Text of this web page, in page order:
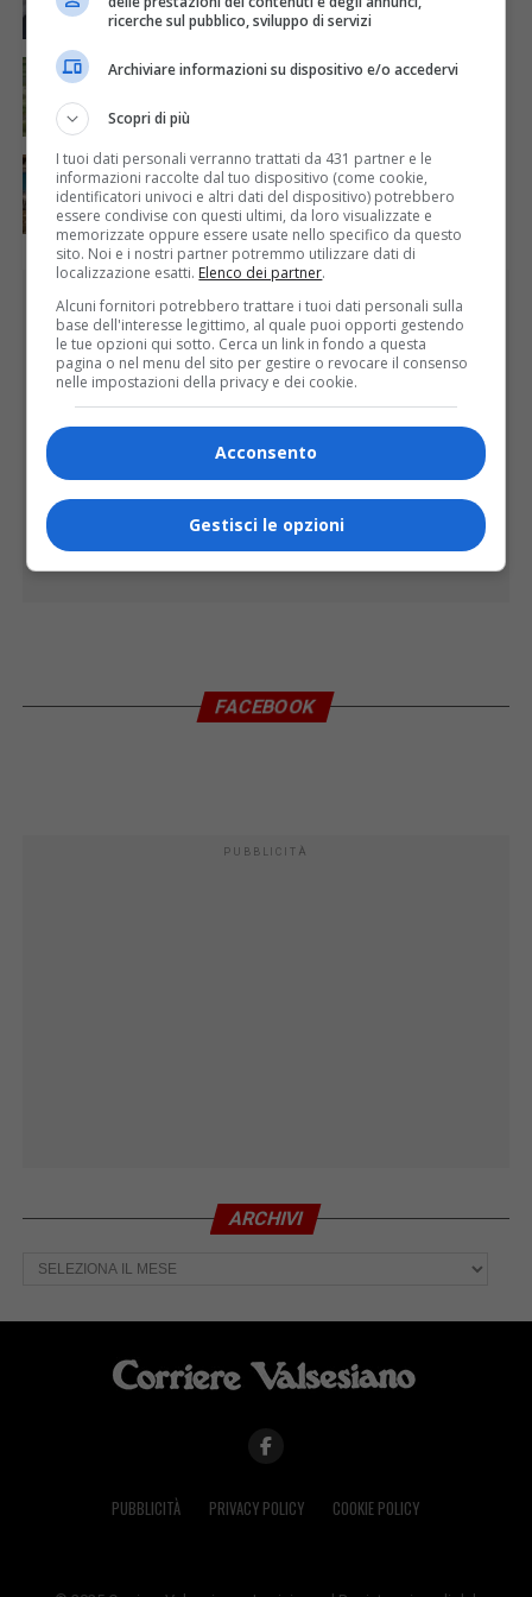
ATTUALITÀ 6 giorni fa
Siccità, Gattinara chiede il riconoscimento dello
stato di calamità naturale
ATTUALITÀ 5 giorni fa
Concluso il Master Gessi Summer Excellence 2026
FACEBOOK
PUBBLICITÀ
ARCHIVI
Archivi
PUBBLICITÀ PRIVACY POLICY COOKIE POLICY
ricerche sul pubblico, sviluppo di servizi
Archiviare informazioni su dispositivo e/o accedervi
Scopri di più
I tuoi dati personali verranno trattati da 431 partner e le
informazioni raccolte dal tuo dispositivo (come cookie,
identificatori univoci e altri dati del dispositivo) potrebbero
essere condivise con questi ultimi, da loro visualizzate e
memorizzate oppure essere usate nello specifico da questo
sito. Noi e i nostri partner potremmo utilizzare dati di
localizzazione esatti. Elenco dei partner.
Alcuni fornitori potrebbero trattare i tuoi dati personali sulla
base dell'interesse legittimo, al quale puoi opporti gestendo
le tue opzioni qui sotto. Cerca un link in fondo a questa
pagina o nel menu del sito per gestire o revocare il consenso
nelle impostazioni della privacy e dei cookie.
Acconsento
Gestisci le opzioni